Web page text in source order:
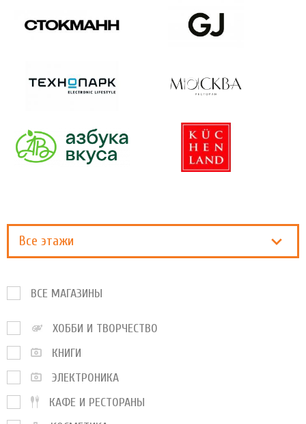
Все этажи
ВСЕ МАГАЗИНЫ
ХОББИ И ТВОРЧЕСТВО
КНИГИ
ЭЛЕКТРОНИКА
КАФЕ И РЕСТОРАНЫ